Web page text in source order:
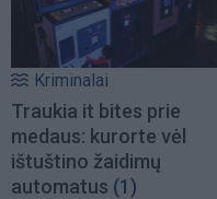
Kriminalai
Traukia it bites prie
medaus: kurorte vėl
ištuštino žaidimų
automatus (1)